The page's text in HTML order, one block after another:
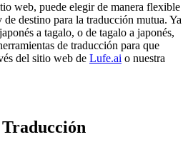
web, puede elegir de manera flexible
destino para la traducción mutua. Ya
a tagalo, o de tagalo a japonés,
de traducción para que
del sitio web de Lufe.ai o nuestra